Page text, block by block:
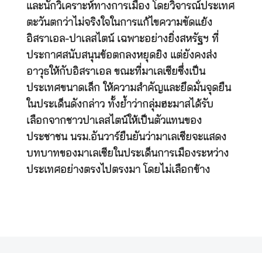
และนักวิเคราะห์ทางการเมือง โดยวิจารณ์ประเทศ
ตะวันตกว่าไม่จริงใจในการแก้ไขความขัดแย้ง
อิสราเอล-ปาเลสไตน์ เฉพาะอย่างยิ่งสหรัฐฯ ที่
ประกาศสนับสนุนข้อตกลงหยุดยิง แต่ยังคงส่ง
อาวุธให้กับอิสราเอล ขณะที่มาเลเซียซึ่งเป็น
ประเทศขนาดเล็ก ให้ความสำคัญและยึดมั่นจุดยืน
ในประเด็นดังกล่าว ทั้งย้ำว่ากลุ่มฮะมาสได้รับ
เลือกจากชาวปาเลสไตน์ให้เป็นตัวแทนของ
ประชาชน นรม.อันวาร์ยืนยันว่ามาเลเซียจะแสดง
บทบาทของมาเลเซียในประเด็นการเมืองระหว่าง
ประเทศอย่างตรงไปตรงมา โดยไม่เลือกข้าง